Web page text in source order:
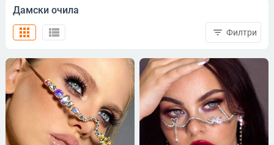
Дамски очила
view_list
apps filter_list Филтри